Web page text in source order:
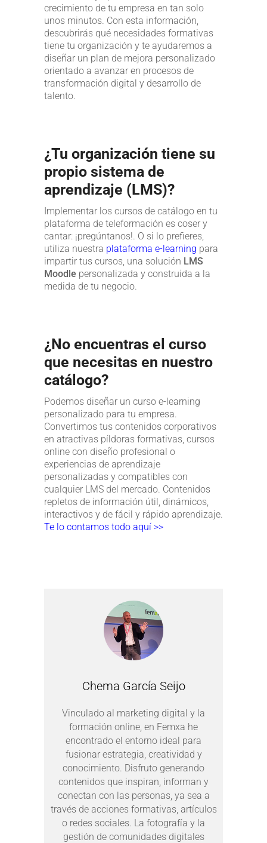
crecimiento de tu empresa en tan solo
unos minutos. Con esta información,
descubrirás qué necesidades formativas
tiene tu organización y te ayudaremos a
diseñar un plan de mejora personalizado
orientado a avanzar en procesos de
transformación digital y desarrollo de
talento.
¿Tu organización tiene su
propio sistema de
aprendizaje (LMS)?
Implementar los cursos de catálogo en tu
plataforma de teleformación es coser y
cantar: ¡pregúntanos!. O si lo prefieres,
utiliza nuestra plataforma e-learning para
impartir tus cursos, una solución LMS
Moodle personalizada y construida a la
medida de tu negocio.
¿No encuentras el curso
que necesitas en nuestro
catálogo?
Podemos diseñar un curso e-learning
personalizado para tu empresa.
Convertimos tus contenidos corporativos
en atractivas píldoras formativas, cursos
online con diseño profesional o
experiencias de aprendizaje
personalizadas y compatibles con
cualquier LMS del mercado. Contenidos
repletos de información útil, dinámicos,
interactivos y de fácil y rápido aprendizaje.
Te lo contamos todo aquí >>
Chema García Seijo
Vinculado al marketing digital y la
formación online, en Femxa he
encontrado el entorno ideal para
fusionar estrategia, creatividad y
conocimiento. Disfruto generando
contenidos que inspiran, informan y
conectan con las personas, ya sea a
través de acciones formativas, artículos
o redes sociales. La fotografía y la
gestión de comunidades digitales